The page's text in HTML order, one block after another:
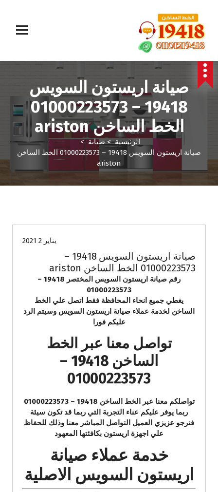
البوتاجازات، الثلاجات وغيرها داخل القاهرة والجيزة وجميع المحافظات. اتصل بنا الآن!
صيانة اريستون السويس
19418 – 01000223573
الخط الساخن ariston
الرئيسية>صيانة>
صيانة اريستون السويس 19418 – 01000223573 الخط الساخن
ariston
يناير 2 2021
صيانة اريستون السويس 19418 –
01000223573 الخط الساخن ariston
رقم صيانة اريستون السويس المختصر 19418 –
01000223573
يغطي جميع انحاء المحافظة فقط اتصل علي الخط
الساخن لخدمة عملاء صيانة اريستون السويس وسيتم الرد
عليكم فورا
تواصل معنا عبر الخط
الساخن 19418 –
01000223573
تواصلكم معنا عبر الخط الساخن 19418 – 01000223573
ربما يوفر عليكم عناء التجربة التي ربما قد تكون سيئة
فنرجو عزيزي العميل التواصل المباشر معنا وذلك للحفاظ
علي اجهزة اريستون بكافئتها المعهود
خدمة عملاء صيانة
اريستون السويس الاصلية